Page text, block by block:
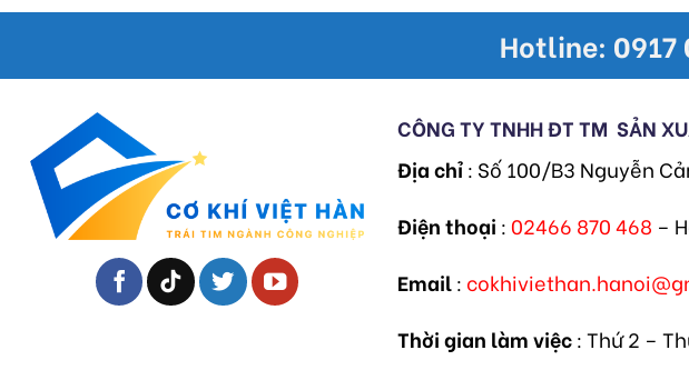
Hotline: 0917
CÔNG TY TNHH ĐT TM SẢN
Địa chỉ: Số 100/B3 Nguyễn
Điện thoại : 02466 870 468 –
Email:
Thời gian làm việc: Thứ 2 –